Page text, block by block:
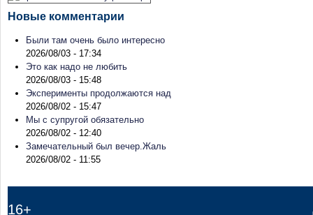
Новые комментарии
Были там очень было интересно
2026/08/03 - 17:34
Это как надо не любить
2026/08/03 - 15:48
Эксперименты продолжаются над
2026/08/02 - 15:47
Мы с супругой обязательно
2026/08/02 - 12:40
Замечательный был вечер.Жаль
2026/08/02 - 11:55
16+